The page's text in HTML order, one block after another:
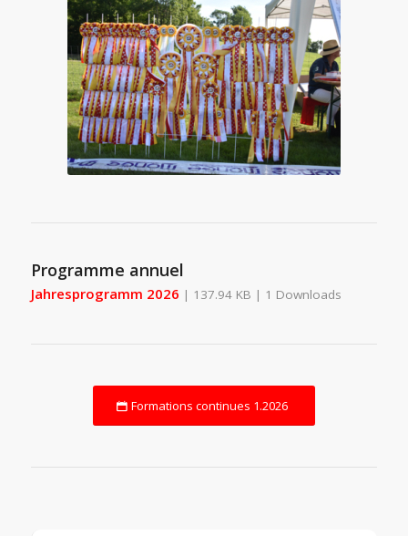
Programme annuel
Jahresprogramm 2026 | 137.94 KB | 1 Downloads
Formations continues 1.2026